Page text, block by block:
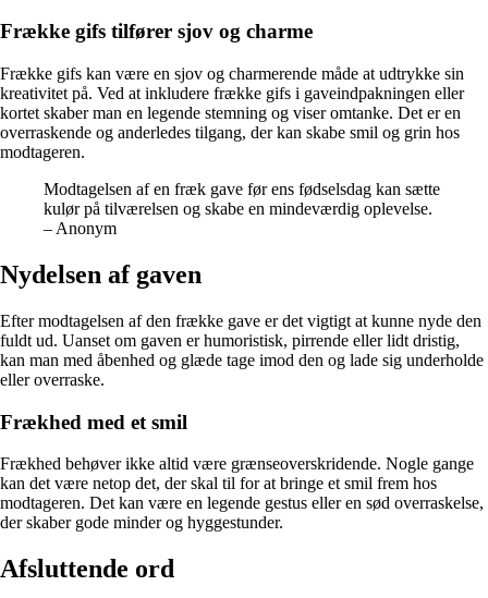
Frække gifs tilfører sjov og charme
Frække gifs kan være en sjov og charmerende måde at udtrykke sin
kreativitet på. Ved at inkludere frække gifs i gaveindpakningen eller
kortet skaber man en legende stemning og viser omtanke. Det er en
overraskende og anderledes tilgang, der kan skabe smil og grin hos
modtageren.
Modtagelsen af en fræk gave før ens fødselsdag kan sætte
kulør på tilværelsen og skabe en mindeværdig oplevelse.
– Anonym
Nydelsen af gaven
Efter modtagelsen af den frække gave er det vigtigt at kunne nyde den
fuldt ud. Uanset om gaven er humoristisk, pirrende eller lidt dristig,
kan man med åbenhed og glæde tage imod den og lade sig underholde
eller overraske.
Frækhed med et smil
Frækhed behøver ikke altid være grænseoverskridende. Nogle gange
kan det være netop det, der skal til for at bringe et smil frem hos
modtageren. Det kan være en legende gestus eller en sød overraskelse,
der skaber gode minder og hyggestunder.
Afsluttende ord